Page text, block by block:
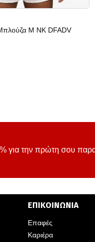
M NK DFADV
για την πρώτη σου
ΕΠΙΚΟΙΝΩΝΙΑ
Επαφές
Καριέρα